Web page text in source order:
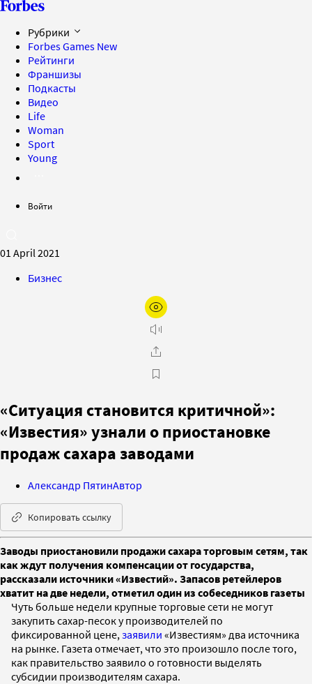
Рубрики
Forbes Games New
Рейтинги
Франшизы
Подкасты
Видео
Life
Woman
Sport
Young
Войти
01 April 2021
Бизнес
«Ситуация становится критичной»:
«Известия» узнали о приостановке
продаж сахара заводами
Александр ПятинАвтор
Копировать ссылку
Заводы приостановили продажи сахара торговым сетям, так
как ждут получения компенсации от государства,
рассказали источники «Известий». Запасов ретейлеров
хватит на две недели, отметил один из собеседников газеты
Чуть больше недели крупные торговые сети не могут
закупить сахар-песок у производителей по
фиксированной цене, заявили «Известиям» два источника
на рынке. Газета отмечает, что это произошло после того,
как правительство заявило о готовности выделять
субсидии производителям сахара.